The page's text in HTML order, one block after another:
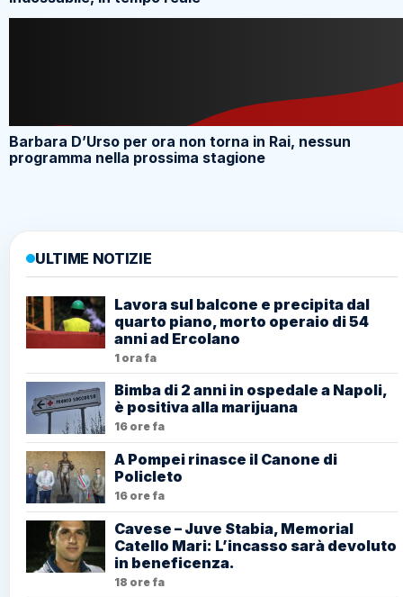
Barbara D’Urso per ora non torna in Rai, nessun
programma nella prossima stagione
ULTIME NOTIZIE
Lavora sul balcone e precipita dal
quarto piano, morto operaio di 54
anni ad Ercolano
1 ora fa
Bimba di 2 anni in ospedale a Napoli,
è positiva alla marijuana
16 ore fa
A Pompei rinasce il Canone di
Policleto
16 ore fa
Cavese – Juve Stabia, Memorial
Catello Mari: L’incasso sarà devoluto
in beneficenza.
18 ore fa